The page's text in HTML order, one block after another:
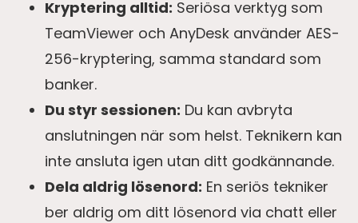
Kryptering alltid: Seriösa verktyg som
TeamViewer och AnyDesk använder AES-
256-kryptering, samma standard som
banker.
Du styr sessionen: Du kan avbryta
anslutningen när som helst. Teknikern kan
inte ansluta igen utan ditt godkännande.
Dela aldrig lösenord: En seriös tekniker
ber aldrig om ditt lösenord via chatt eller